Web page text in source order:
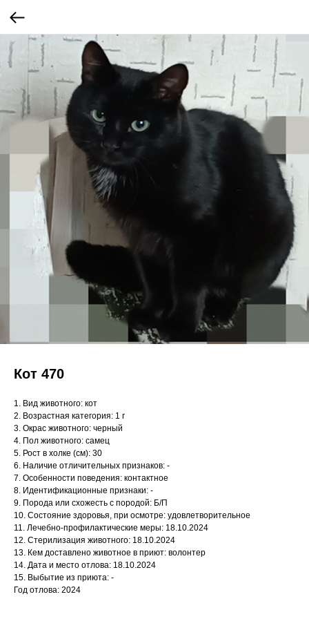
Кот 470
1. Вид животного: кот
2. Возрастная категория: 1 г
3. Окрас животного: черный
4. Пол животного: самец
5. Рост в холке (см): 30
6. Наличие отличительных признаков: -
7. Особенности поведения: контактное
8. Идентификационные признаки: -
9. Порода или схожесть с породой: Б/П
10. Состояние здоровья, при осмотре: удовлетворительное
11. Лечебно-профилактические меры: 18.10.2024
12. Стерилизация животного: 18.10.2024
13. Кем доставлено животное в приют: волонтер
14. Дата и место отлова: 18.10.2024
15. Выбытие из приюта: -
Год отлова: 2024